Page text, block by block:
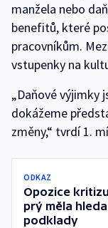
manžela nebo
benefitů, které
pracovníkům.
vstupenky na
„Daňové výjimky
dokážeme
změny,“ tvrdí 1.
ODKAZ
Opozice
prý měla
podklady